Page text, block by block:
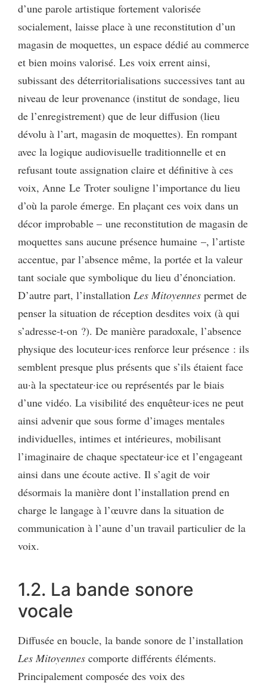
d’une parole artistique fortement valorisée
socialement, laisse place à une reconstitution d’un
magasin de moquettes, un espace dédié au commerce
et bien moins valorisé. Les voix errent ainsi,
subissant des déterritorialisations successives tant au
niveau de leur provenance (institut de sondage, lieu
de l’enregistrement) que de leur diffusion (lieu
dévolu à l’art, magasin de moquettes). En rompant
avec la logique audiovisuelle traditionnelle et en
refusant toute assignation claire et définitive à ces
voix, Anne Le Troter souligne l’importance du lieu
d’où la parole émerge. En plaçant ces voix dans un
décor improbable – une reconstitution de magasin de
moquettes sans aucune présence humaine –, l’artiste
accentue, par l’absence même, la portée et la valeur
tant sociale que symbolique du lieu d’énonciation.
D’autre part, l’installation Les Mitoyennes permet de
penser la situation de réception desdites voix (à qui
s’adresse-t-on ?). De manière paradoxale, l’absence
physique des locuteur·ices renforce leur présence : ils
semblent presque plus présents que s’ils étaient face
au·à la spectateur·ice ou représentés par le biais
d’une vidéo. La visibilité des enquêteur·ices ne peut
ainsi advenir que sous forme d’images mentales
individuelles, intimes et intérieures, mobilisant
l’imaginaire de chaque spectateur·ice et l’engageant
ainsi dans une écoute active. Il s’agit de voir
désormais la manière dont l’installation prend en
charge le langage à l’œuvre dans la situation de
communication à l’aune d’un travail particulier de la
voix.
1.2. La bande sonore
vocale
Diffusée en boucle, la bande sonore de l’installation
Les Mitoyennes comporte différents éléments.
Principalement composée des voix des